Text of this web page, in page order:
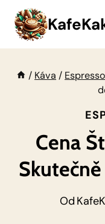
Přeskočit
obsah
/ Káva / Espresso
Cena
Od